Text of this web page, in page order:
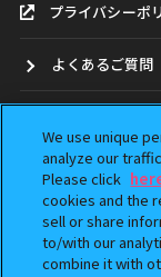
プライバシーポ
よくあるご質問
ガシャポンどこ？
アンケート
We use unique
analyze our
Please click
cookies and the
sell or share
to/with our
combine it with